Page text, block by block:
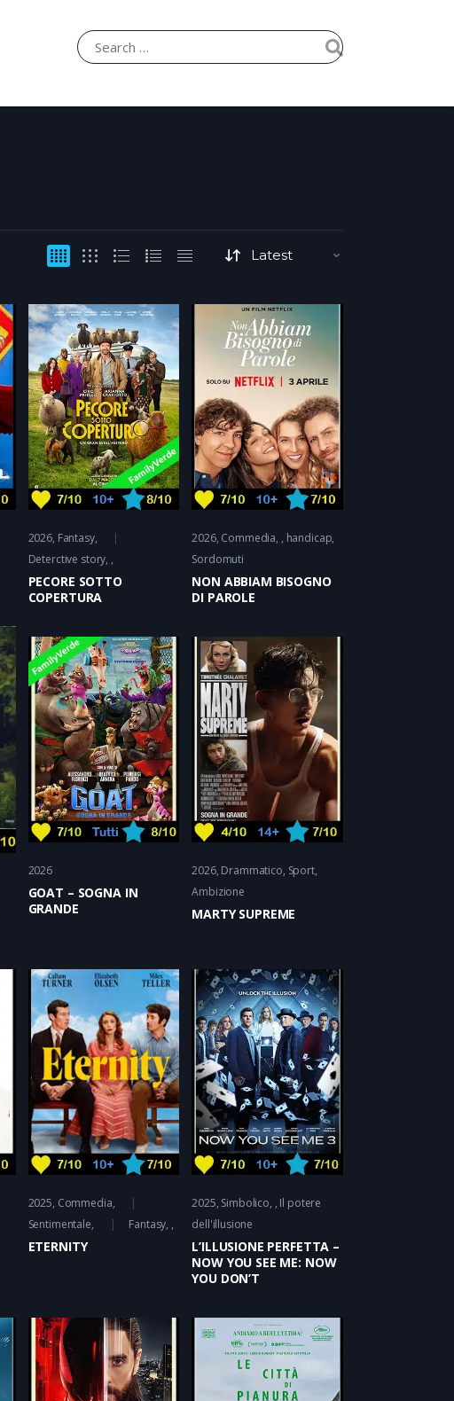
2026 Fantasy,
Deterctive story
PECORE SOTTO
COPERTURA
2026 Commedia
handicap,
Sordomuti
NON ABBIAM BISOGNO
DI PAROLE
2026
GOAT – SOGNA IN
GRANDE
2026 Drammatico Sport
Ambizione
MARTY SUPREME
2025 Commedia,
Sentimentale, Fantasy
ETERNITY
2025 Simbolico
Il potere
dell'illusione
L’ILLUSIONE PERFETTA –
NOW YOU SEE ME: NOW
YOU DON’T